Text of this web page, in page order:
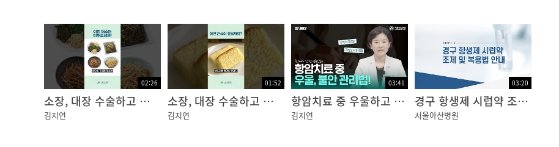
02:26
소장, 대장 수술하고 퇴원 후, 어떻게 먹어야 되나요?｜반찬과 조리법
김지연
01:52
소장, 대장 수술하고 퇴원 후, 어떻게 먹어야 되나요?｜죽, 밥, 간식
김지연
03:41
항암치료 중 우울하고 불안한 마음, 이렇게 관리해 보세요!｜기억력 저하｜불안
김지연
03:20
경구 항생제 시럽약 조제 및 복용법 안내
서울아산병원